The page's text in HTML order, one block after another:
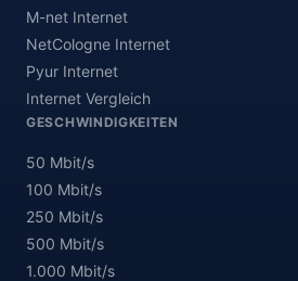
M-net Internet
NetCologne Internet
Pyur Internet
Internet Vergleich
GESCHWINDIGKEITEN
50 Mbit/s
100 Mbit/s
250 Mbit/s
500 Mbit/s
1.000 Mbit/s